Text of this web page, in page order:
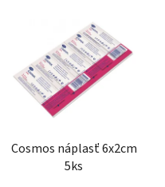
Cosmos náplasť 6x2cm
5ks